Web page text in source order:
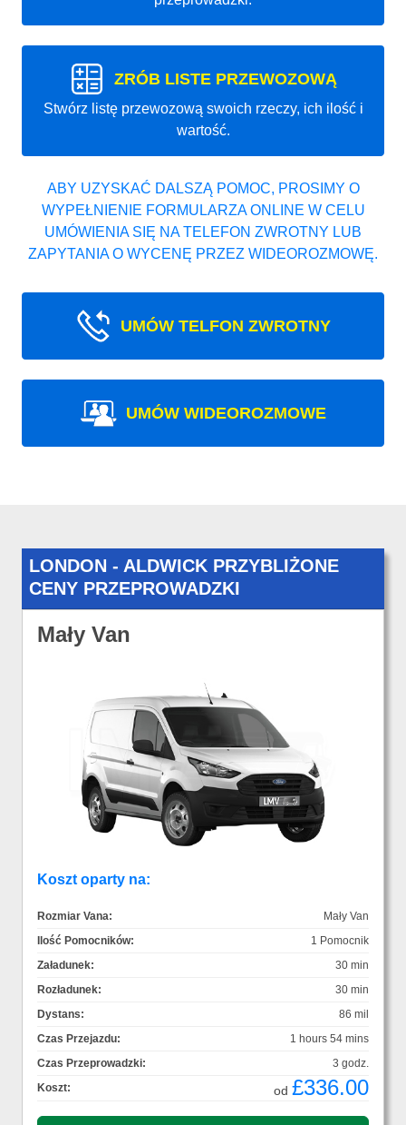
ZRÓB LISTE PRZEWOZOWĄ
Stwórz listę przewozową swoich rzeczy, ich ilość i
wartość.
ABY UZYSKAĆ DALSZĄ POMOC, PROSIMY O
WYPEŁNIENIE FORMULARZA ONLINE W CELU
UMÓWIENIA SIĘ NA TELEFON ZWROTNY LUB
ZAPYTANIA O WYCENĘ PRZEZ WIDEOROZMOWĘ.
UMÓW TELFON ZWROTNY
UMÓW WIDEOROZMOWE
LONDON - ALDWICK PRZYBLIŻONE
CENY PRZEPROWADZKI
Mały Van
Koszt oparty na:
Rozmiar Vana:
Mały Van
Ilość Pomocników:
1 Pomocnik
Załadunek:
30 min
Rozładunek:
30 min
Dystans:
86 mil
Czas Przejazdu:
1 hours 54 mins
Czas Przeprowadzki:
3 godz.
Koszt:
od £336.00